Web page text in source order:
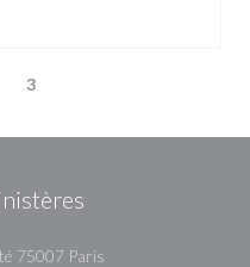
3
75007 Paris